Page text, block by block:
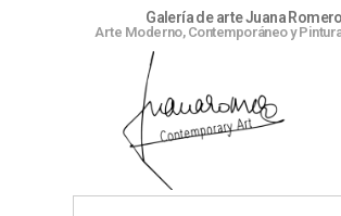
Galería de arte Juana Romero
Arte Moderno, Contemporáneo y